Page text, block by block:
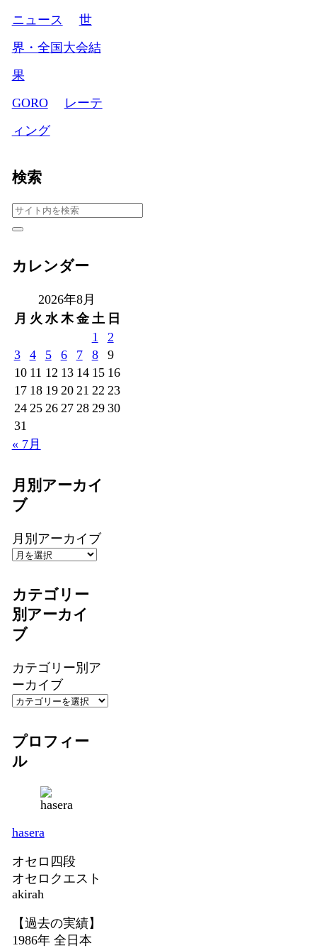
ニュース
世
界・全国大会結
果
GORO
レーテ
ィング
検索
カレンダー
2026年8月
月 火 水 木 金 土 日
1
2
3
4 5 6 7 8
9
10 11 12 13 14 15 16
17 18 19 20 21 22 23
24 25 26 27 28 29 30
31
« 7月
月別アーカイ
ブ
月別アーカイブ
カテゴリー
別アーカイ
ブ
カテゴリー別ア
ーカイブ
プロフィー
ル
hasera
オセロ四段
オセロクエスト
akirah
【過去の実績】
1986年 全日本